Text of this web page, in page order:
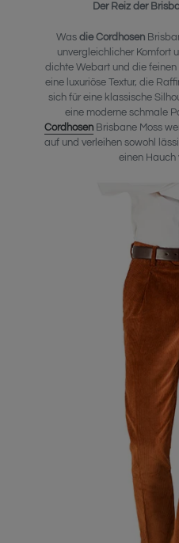
Der Reiz der
Was die Cordhosen
unvergleichlicher Komfort
dichte Webart und die
eine luxuriöse Textur, die
sich für eine klassische
eine moderne schmale
Cordhosen Brisbane Moss
auf und verleihen sowohl
einen Hauch